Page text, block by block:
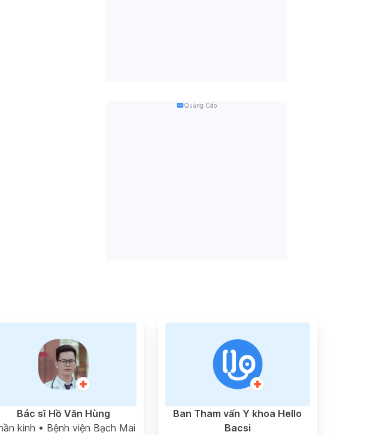
Quảng Cáo
Ban Tham vấn Y khoa Hello
Bacsi
Bác sĩ Hồ Văn Hùng
kinh • Bệnh viện Bạch Mai